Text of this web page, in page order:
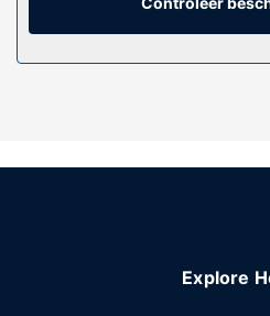
Algemene voorziening
gezichtsbehandelingen
wifi, een spelletjesruimte en
Ga iets eten bij Cruize Bar
Explore